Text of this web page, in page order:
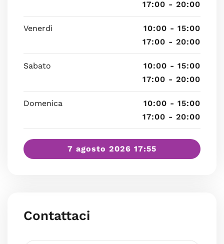
17:00 - 20:00
Venerdì
10:00 - 15:00
17:00 - 20:00
Sabato
10:00 - 15:00
17:00 - 20:00
Domenica
10:00 - 15:00
17:00 - 20:00
7 agosto 2026 17:55
Contattaci